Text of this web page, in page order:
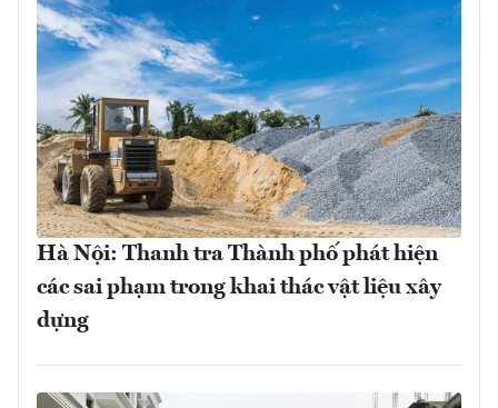
Hà Nội: Thanh tra Thành phố phát hiện
các sai phạm trong khai thác vật liệu xây
dựng